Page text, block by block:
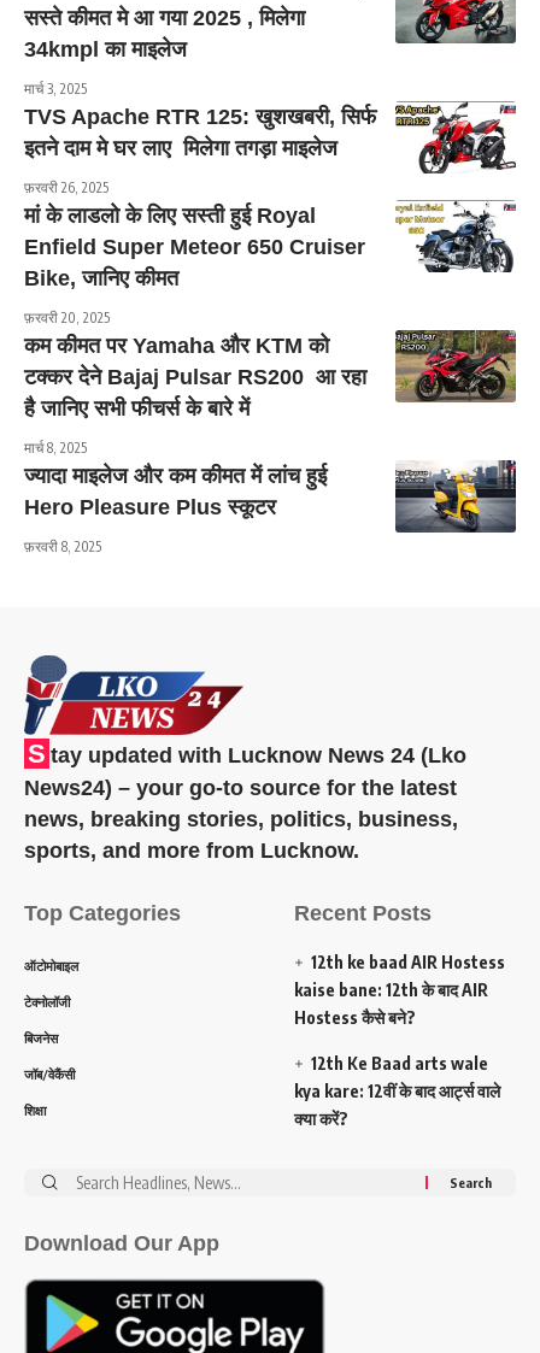
सस्ते कीमत मे आ गया 2025 , मिलेगा
34kmpl का माइलेज
मार्च 3, 2025
TVS Apache RTR 125: खुशखबरी, सिर्फ
इतने दाम मे घर लाए मिलेगा तगड़ा माइलेज
फ़रवरी 26, 2025
मां के लाडलो के लिए सस्ती हुई Royal
Enfield Super Meteor 650 Cruiser
Bike, जानिए कीमत
फ़रवरी 20, 2025
कम कीमत पर Yamaha और KTM को
टक्कर देने Bajaj Pulsar RS200 आ रहा
है जानिए सभी फीचर्स के बारे में
मार्च 8, 2025
ज्यादा माइलेज और कम कीमत में लांच हुई
Hero Pleasure Plus स्कूटर
फ़रवरी 8, 2025
S tay updated with Lucknow News 24 (Lko
News24) – your go-to source for the latest
news, breaking stories, politics, business,
sports, and more from Lucknow.
Top Categories
ऑटोमोबाइल
टेक्नोलॉजी
बिजनेस
जॉब/वेकैंसी
शिक्षा
Recent Posts
12th ke baad AIR Hostess
kaise bane: 12th के बाद AIR
Hostess कैसे बने?
12th Ke Baad arts wale
kya kare: 12वीं के बाद आर्ट्स वाले
क्या करें?
Search
Download Our App